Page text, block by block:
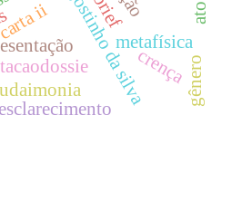
brief
agostinho da silva
ii metafísica
crençagênero
esclarecimento